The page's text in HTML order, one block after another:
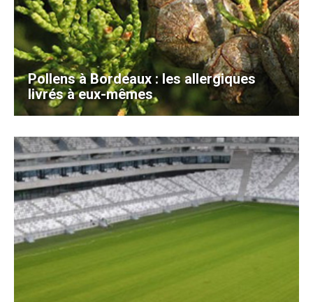
Pollens à Bordeaux : les allergiques
livrés à eux-mêmes